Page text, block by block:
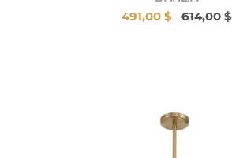
491,00 $ 614,00 $